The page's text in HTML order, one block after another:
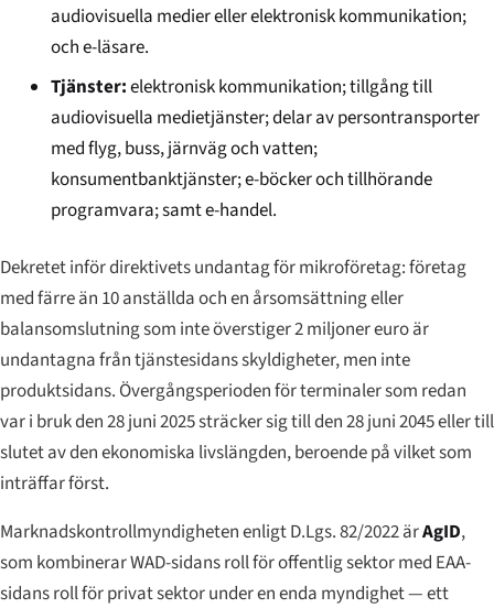
audiovisuella medier eller elektronisk kommunikation;
och e-läsare.
Tjänster:elektronisk kommunikation; tillgång till
audiovisuella medietjänster; delar av person­transporter
med flyg, buss, järnväg och vatten;
konsumentbanktjänster; e-böcker och tillhörande
programvara; samt e-handel.
Dekretet inför direktivets undantag för mikroföretag: företag
med färre än 10 anställda och en årsomsättning eller
balansomslutning som inte överstiger 2 miljoner euro är
undantagna från tjänstesidans skyldigheter, men inte
produktsidans. Övergångsperioden för terminaler som redan
var i bruk den 28 juni 2025 sträcker sig till den 28 juni 2045 eller till
slutet av den ekonomiska livslängden, beroende på vilket som
inträffar först.
Marknadskontrollmyndigheten enligt D.Lgs. 82/2022 ärAgID,
som kombinerar WAD-sidans roll för offentlig sektor med EAA-
sidans roll för privat sektor under en enda myndighet — ett